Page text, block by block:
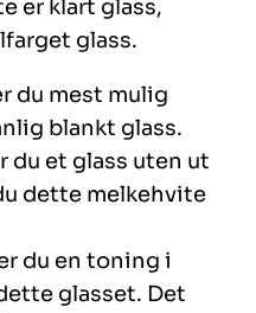
er klart glass,
glass.
du mest mulig
blankt glass.
du et glass uten ut
dette melkehvite
du en toning i
glasset. Det